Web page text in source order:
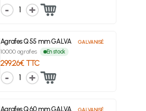
1
Agrafes Q 55 mm GALVA GALVANISÉ
10000 agrafes En stock
299.26€ TTC
1
Agrafes Q 60 mm GALVA GALVANISÉ